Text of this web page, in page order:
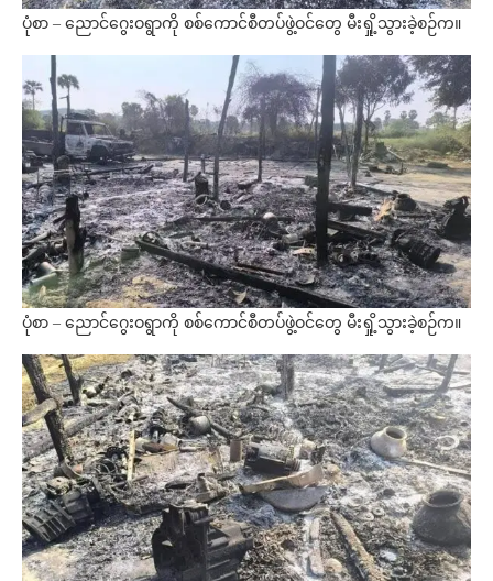
ပုံစာ – ညောင်ဂွေးဝရွာကို စစ်ကောင်စီတပ်ဖွဲ့ဝင်တွေ မီးရှို့သွားခဲ့စဉ်က။
ပုံစာ – ညောင်ဂွေးဝရွာကို စစ်ကောင်စီတပ်ဖွဲ့ဝင်တွေ မီးရှို့သွားခဲ့စဉ်က။